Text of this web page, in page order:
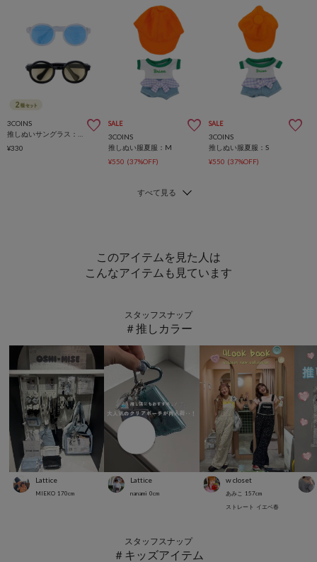
3COINS
¥330
SALE
3COINS
推しぬい服夏服：M
¥550 (37%OFF)
SALE
3COINS
推しぬい服夏服：S
¥550 (37%OFF)
このアイテムを見た人は
こんなアイテムも見ています
スタッフスナップ
＃推しカラー
Lattice
MIEKO 170cm
Lattice
nanami 0cm
w closet
あみこ 157cm
ストレート イエベ春
スタッフスナップ
＃キッズアイテム